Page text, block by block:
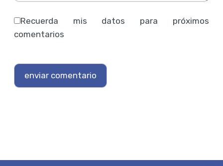
Recuerda mis datos para próximos
comentarios